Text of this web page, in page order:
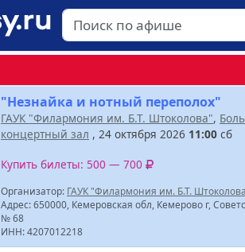
"Незнайка и нотный переполох"
ГАУК "Филармония им. Б.Т. Штоколова",
концертный зал , 24 октября 2026 11:00 сб
Купить билеты: 500 — 700
Организатор: ГАУК "Филармония им. Б.Т.
Адрес: 650000, Кемеровская обл, Кемерово г,
№ 68
ИНН: 4207012218